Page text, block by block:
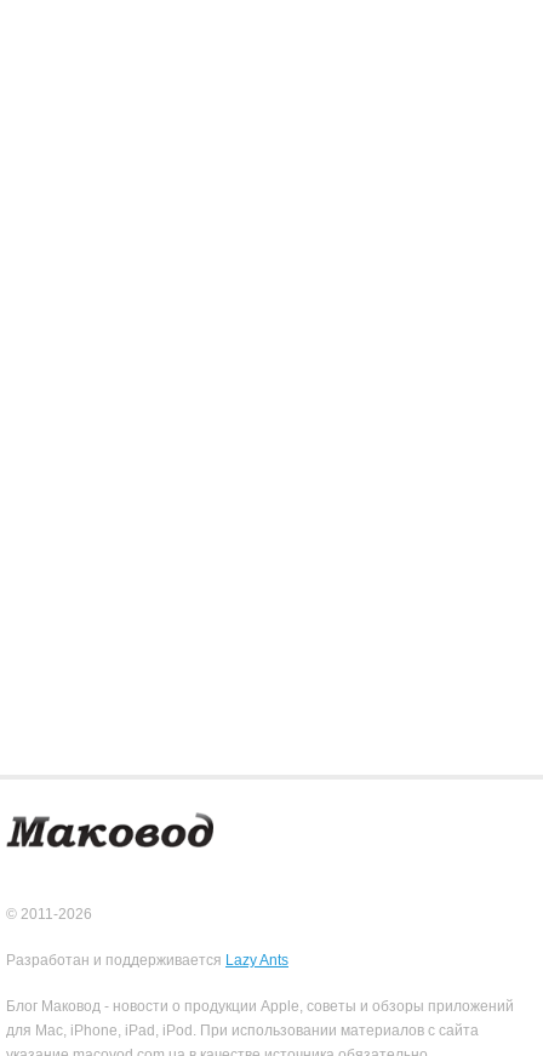
© 2011-2026
Разработан и поддерживается Lazy Ants
Блог Маковод - новости о продукции Apple, советы и обзоры приложений
для Mac, iPhone, iPad, iPod. При использовании материалов с сайта